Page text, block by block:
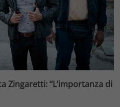
Zingaretti: “L’importanza di